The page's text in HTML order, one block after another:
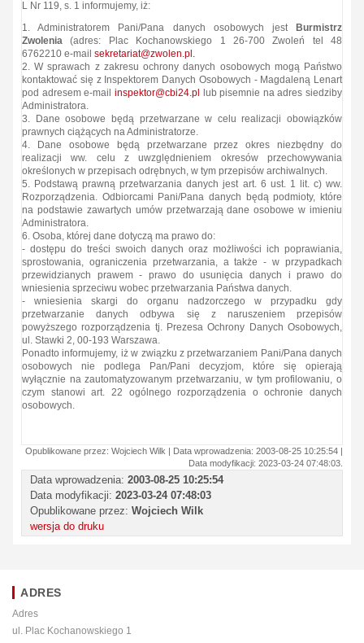
L Nr 119, s. 1 informujemy, iż:
1. Administratorem Pani/Pana danych osobowych jest
Burmistrz
Zwolenia (adres: Plac Kochanowskiego 1 26-700 Zwoleń tel 48
6762210 e-mail sekretariat@zwolen.pl.
2. W sprawach z zakresu ochrony danych osobowych mogą Państwo
kontaktować się z Inspektorem Danych Osobowych - Magdaleną Lenart
pod adresem e-mail inspektor@cbi24.pl
lub pisemnie na adres siedziby
Administratora.
3. Dane osobowe będą przetwarzane w celu realizacji obowiązków
prawnych ciążących na Administratorze.
4. Dane osobowe będą przetwarzane przez okres niezbędny do
realizacji ww. celu z uwzględnieniem okresów przechowywania
określonych w przepisach odrębnych, w tym przepisów archiwalnych.
5. Podstawą prawną przetwarzania danych jest art. 6 ust. 1 lit. c) ww.
Rozporządzenia. Odbiorcami Pani/Pana danych będą podmioty, które
na podstawie zawartych umów przetwarzają dane osobowe w imieniu
Administratora.
6. Osoba, której dane dotyczą ma prawo do:
- dostępu do treści swoich danych oraz możliwości ich poprawiania,
sprostowania, ograniczenia przetwarzania, a także - w przypadkach
przewidzianych prawem - prawo do usunięcia danych i prawo do
wniesienia sprzeciwu wobec przetwarzania Państwa danych.
- wniesienia skargi do organu nadzorczego w przypadku gdy
przetwarzanie danych odbywa się z naruszeniem przepisów
powyższego rozporządzenia tj. Prezesa Ochrony Danych Osobowych,
ul. Stawki 2, 00-193 Warszawa.
Ponadto informujemy, iż w związku z przetwarzaniem Pani/Pana danych
osobowych nie podlega Pan/Pani decyzjom, które się opierają
wyłącznie na zautomatyzowanym przetwarzaniu, w tym profilowaniu, o
czym stanowi art. 22 ogólnego rozporządzenia o ochronie danych
osobowych.
Opublikowane przez: Wojciech Wilk | Data wprowadzenia: 2003-08-25 10:25:54 |
Data modyfikacji: 2023-03-24 07:48:03.
Data wprowadzenia: 2003-08-25 10:25:54
Data modyfikacji: 2023-03-24 07:48:03
Opublikowane przez: Wojciech Wilk
wersja do druku
ADRES
Adres
ul. Plac Kochanowskiego 1